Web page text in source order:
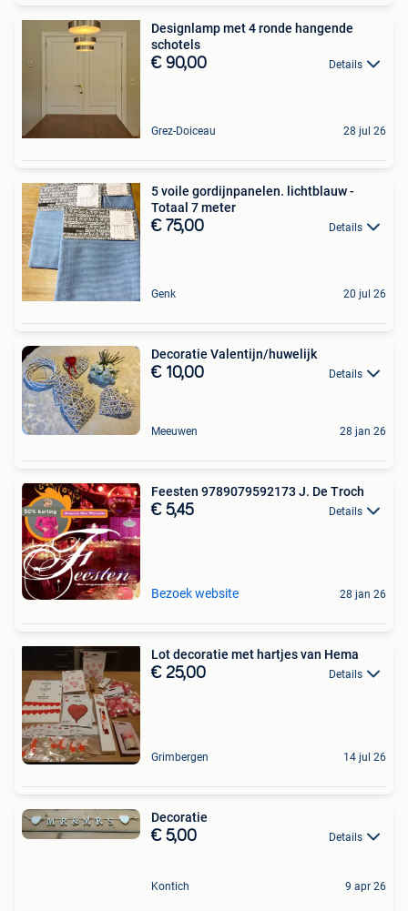
Designlamp met 4 ronde hangende
schotels
€ 90,00 Details
Grez-Doiceau 28 jul 26
5 voile gordijnpanelen. lichtblauw -
Totaal 7 meter
€ 75,00 Details
Genk 20 jul 26
Decoratie Valentijn/huwelijk
€ 10,00 Details
Meeuwen 28 jan 26
Feesten 9789079592173 J. De Troch
€ 5,45 Details
Bezoek website 28 jan 26
Lot decoratie met hartjes van Hema
€ 25,00 Details
Grimbergen 14 jul 26
Decoratie
€ 5,00 Details
Kontich 9 apr 26